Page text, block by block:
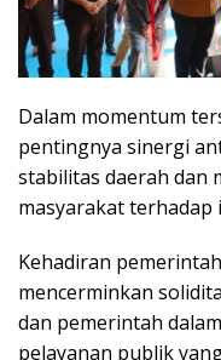
Dalam momentum
pentingnya sinergi
stabilitas daerah dan
masyarakat
Kehadiran
mencerminkan
dan pemerintah
pelayanan publik